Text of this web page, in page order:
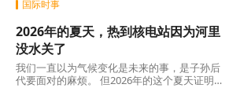
国际时事
2026年的夏天，热到核电站因为河里
没水关了
我们一直以为气候变化是未来的事，是子孙后
代要面对的麻烦。 但2026年的这个夏天证明：